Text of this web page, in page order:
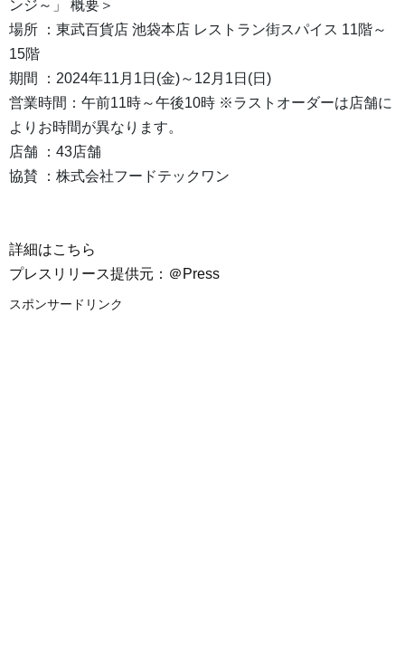
ンジ～」 概要＞
場所 ：東武百貨店 池袋本店 レストラン街スパイス 11階～
15階
期間 ：2024年11月1日(金)～12月1日(日)
営業時間：午前11時～午後10時 ※ラストオーダーは店舗に
よりお時間が異なります。
店舗 ：43店舗
協賛 ：株式会社フードテックワン
詳細はこちら
プレスリリース提供元：＠Press
スポンサードリンク